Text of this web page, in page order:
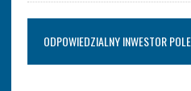
ODPOWIEDZIALNY INWESTOR